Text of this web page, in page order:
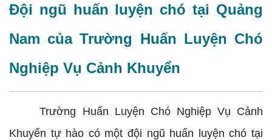
Đội ngũ huấn luyện chó tại Quảng
Nam của Trường Huấn Luyện Chó
Nghiệp Vụ Cảnh Khuyển
Trường Huấn Luyện Chó Nghiệp Vụ Cảnh
Khuyển tự hào có một đội ngũ huấn luyện chó tại